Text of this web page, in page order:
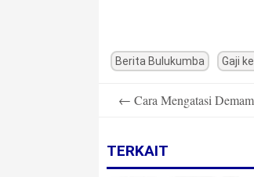
Berita Bulukumba Gaji
navigation
← Cara Mengatasi
TERKAIT